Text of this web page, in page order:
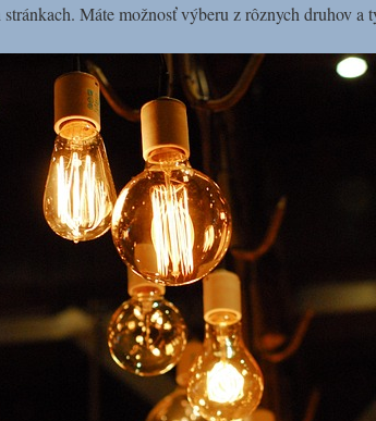
Máte možnosť výberu z rôznych druhov a